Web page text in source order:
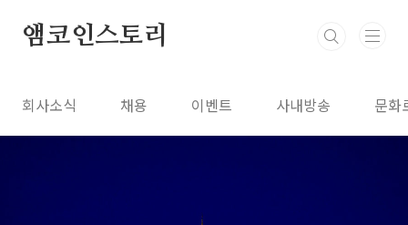
앰코인스토리
회사소식 채용 이벤트 사내방송 문화